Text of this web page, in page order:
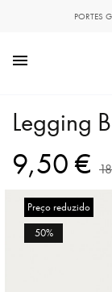
PORTES

Legging
9,50 €
Preço reduzido
50%